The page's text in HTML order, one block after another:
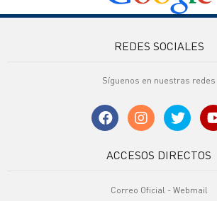
REDES SOCIALES
Síguenos en nuestras redes
ACCESOS DIRECTOS
Correo Oficial - Webmail